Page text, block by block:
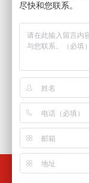
尽快和您联系。